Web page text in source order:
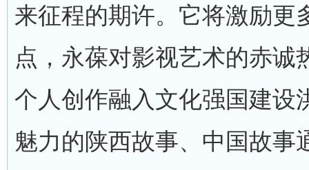
来征程的期许。它将激励更
点，永葆对影视艺术的赤诚
个人创作融入文化强国建设
魅力的陕西故事、中国故事